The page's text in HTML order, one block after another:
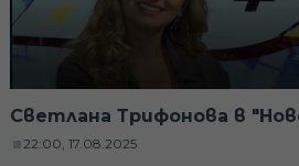
Светлана Трифонова в
22:00, 17.08.2025